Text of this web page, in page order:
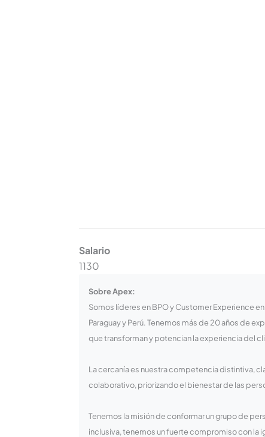
Salario
1130
Sobre Apex:
Somos líderes en BPO y Customer Experience
Paraguay y Perú. Tenemos más de 20 años de
que transforman y potencian la experiencia del
La cercanía es nuestra competencia distintiva,
colaborativo, priorizando el bienestar de las
Tenemos la misión de conformar un grupo de
inclusiva, tenemos un fuerte compromiso con